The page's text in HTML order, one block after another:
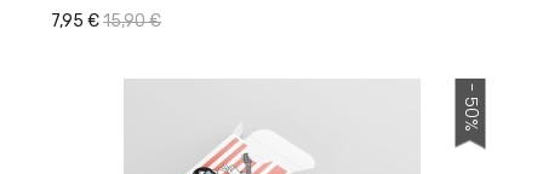
7,95 €15,90 €
- 50%